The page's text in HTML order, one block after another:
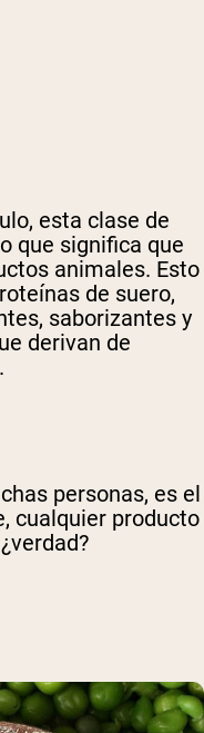
esta clase de
que significa que
animales. Esto
de suero,
saborizantes y
derivan de
personas, es el
cualquier producto